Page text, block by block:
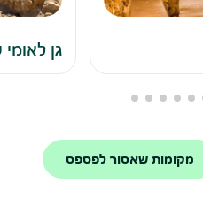
גן לאומי
מקומות שאסור לפספס